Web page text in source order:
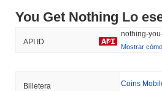
You Get Nothing Lo
API ID
nothing-
Mostrar
Billetera Coins